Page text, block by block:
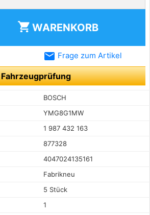
shopping_cart WARENKORB
email Frage zum Artikel
Fahrzeugprüfung
BOSCH
YMG8G1MW
1 987 432 163
877328
4047024135161
Fabrikneu
5 Stück
1